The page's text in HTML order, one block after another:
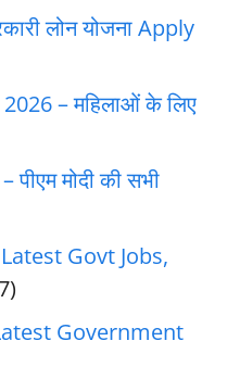
लोन योजना Apply
– महिलाओं के लिए
मोदी की सभी
Govt Jobs,
Government